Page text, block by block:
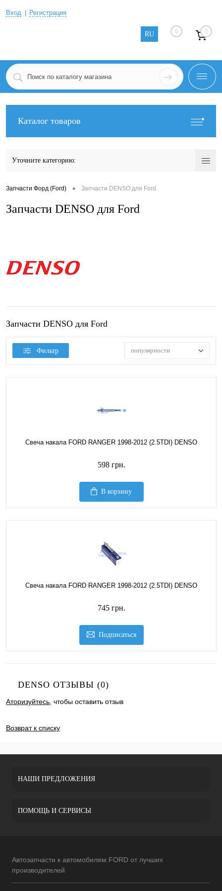
Вход Регистрация
RU 0 0
Каталог товаров
Уточните категорию:
Запчасти Форд (Ford) • Запчасти DENSO для Ford
Запчасти DENSO для Ford
Запчасти DENSO для Ford
Фильтр популярности
Свеча накала FORD RANGER 1998-2012 (2.5TDI) DENSO
598 грн.
В корзину
Свеча накала FORD RANGER 1998-2012 (2.5TDI) DENSO
745 грн.
Подписаться
DENSO ОТЗЫВЫ (0)
Аторизуйтесь , чтобы оставить отзыв
Возврат к списку
НАШИ ПРЕДЛОЖЕНИЯ
ПОМОЩЬ И СЕРВИСЫ
Автозапчасти к автомобилям FORD от лучших
производителей